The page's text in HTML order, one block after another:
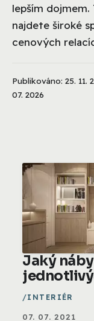
lepším dojmem.
najdete široké
cenových
Publikováno: 25. 11.
07. 2026
Jaký
INTERIÉR
07. 07. 2021